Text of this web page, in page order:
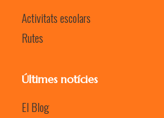
Activitats escolars
Rutes
Últimes notícies
El Blog